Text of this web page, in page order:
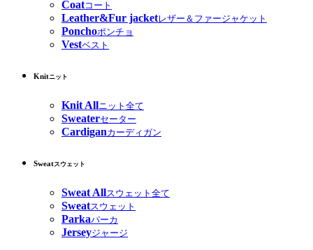
Coatコート
Leather&Fur jacketレザー＆ファージャケット
Ponchoポンチョ
Vestベスト
Knitニット
Knit Allニット全て
Sweaterセーター
Cardiganカーディガン
Sweatスウェット
Sweat Allスウェット全て
Sweatスウェット
Parkaパーカ
Jerseyジャージ